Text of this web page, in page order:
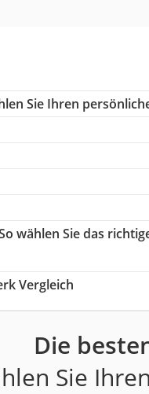
Sie Ihren
wählen Sie das
Vergleich
Die
Sie